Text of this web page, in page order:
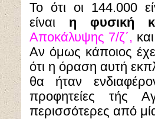
Το ότι οι 144.000
είναι η φυσική
Αποκάλυψης 7/ζ΄,
Αν όμως κάποιος
ότι η όραση αυτή
θα ήταν
προφητείες τής
περισσότερες από